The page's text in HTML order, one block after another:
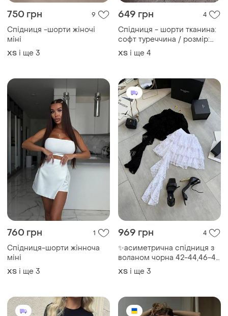
750 грн 9
Спідниця -шорти жіночі
міні
ХS і ще 3
649 грн 4
Спідниця - шорти тканина:
софт туреччина / розмір:
42-44,46-48 : колір: молоко,
чорний
ХS і ще 4
760 грн 1
Спідниця-шорти жінноча
міні
ХS і ще 3
969 грн 4
✨асиметрична спідниця з
воланом чорна 42-44,46-48
гіпюр легка трендова мод
ХS і ще 3